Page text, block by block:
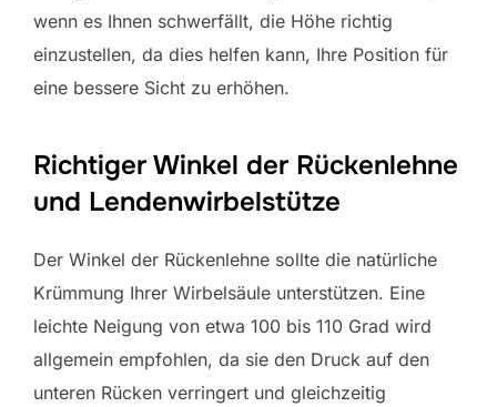
wenn es Ihnen schwerfällt, die Höhe richtig
einzustellen, da dies helfen kann, Ihre Position für
eine bessere Sicht zu erhöhen.
Richtiger Winkel der Rückenlehne
und Lendenwirbelstütze
Der Winkel der Rückenlehne sollte die natürliche
Krümmung Ihrer Wirbelsäule unterstützen. Eine
leichte Neigung von etwa 100 bis 110 Grad wird
allgemein empfohlen, da sie den Druck auf den
unteren Rücken verringert und gleichzeitig